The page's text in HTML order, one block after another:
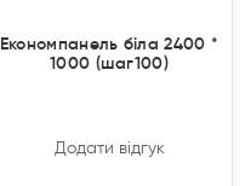
Економпанель біла 2400 *
1000 (шаг100)
Додати відгук